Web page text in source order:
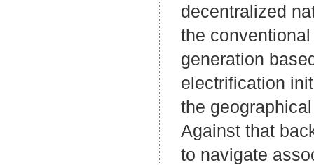
decentralized
the
generation
electrification
the
Against that
to navigate